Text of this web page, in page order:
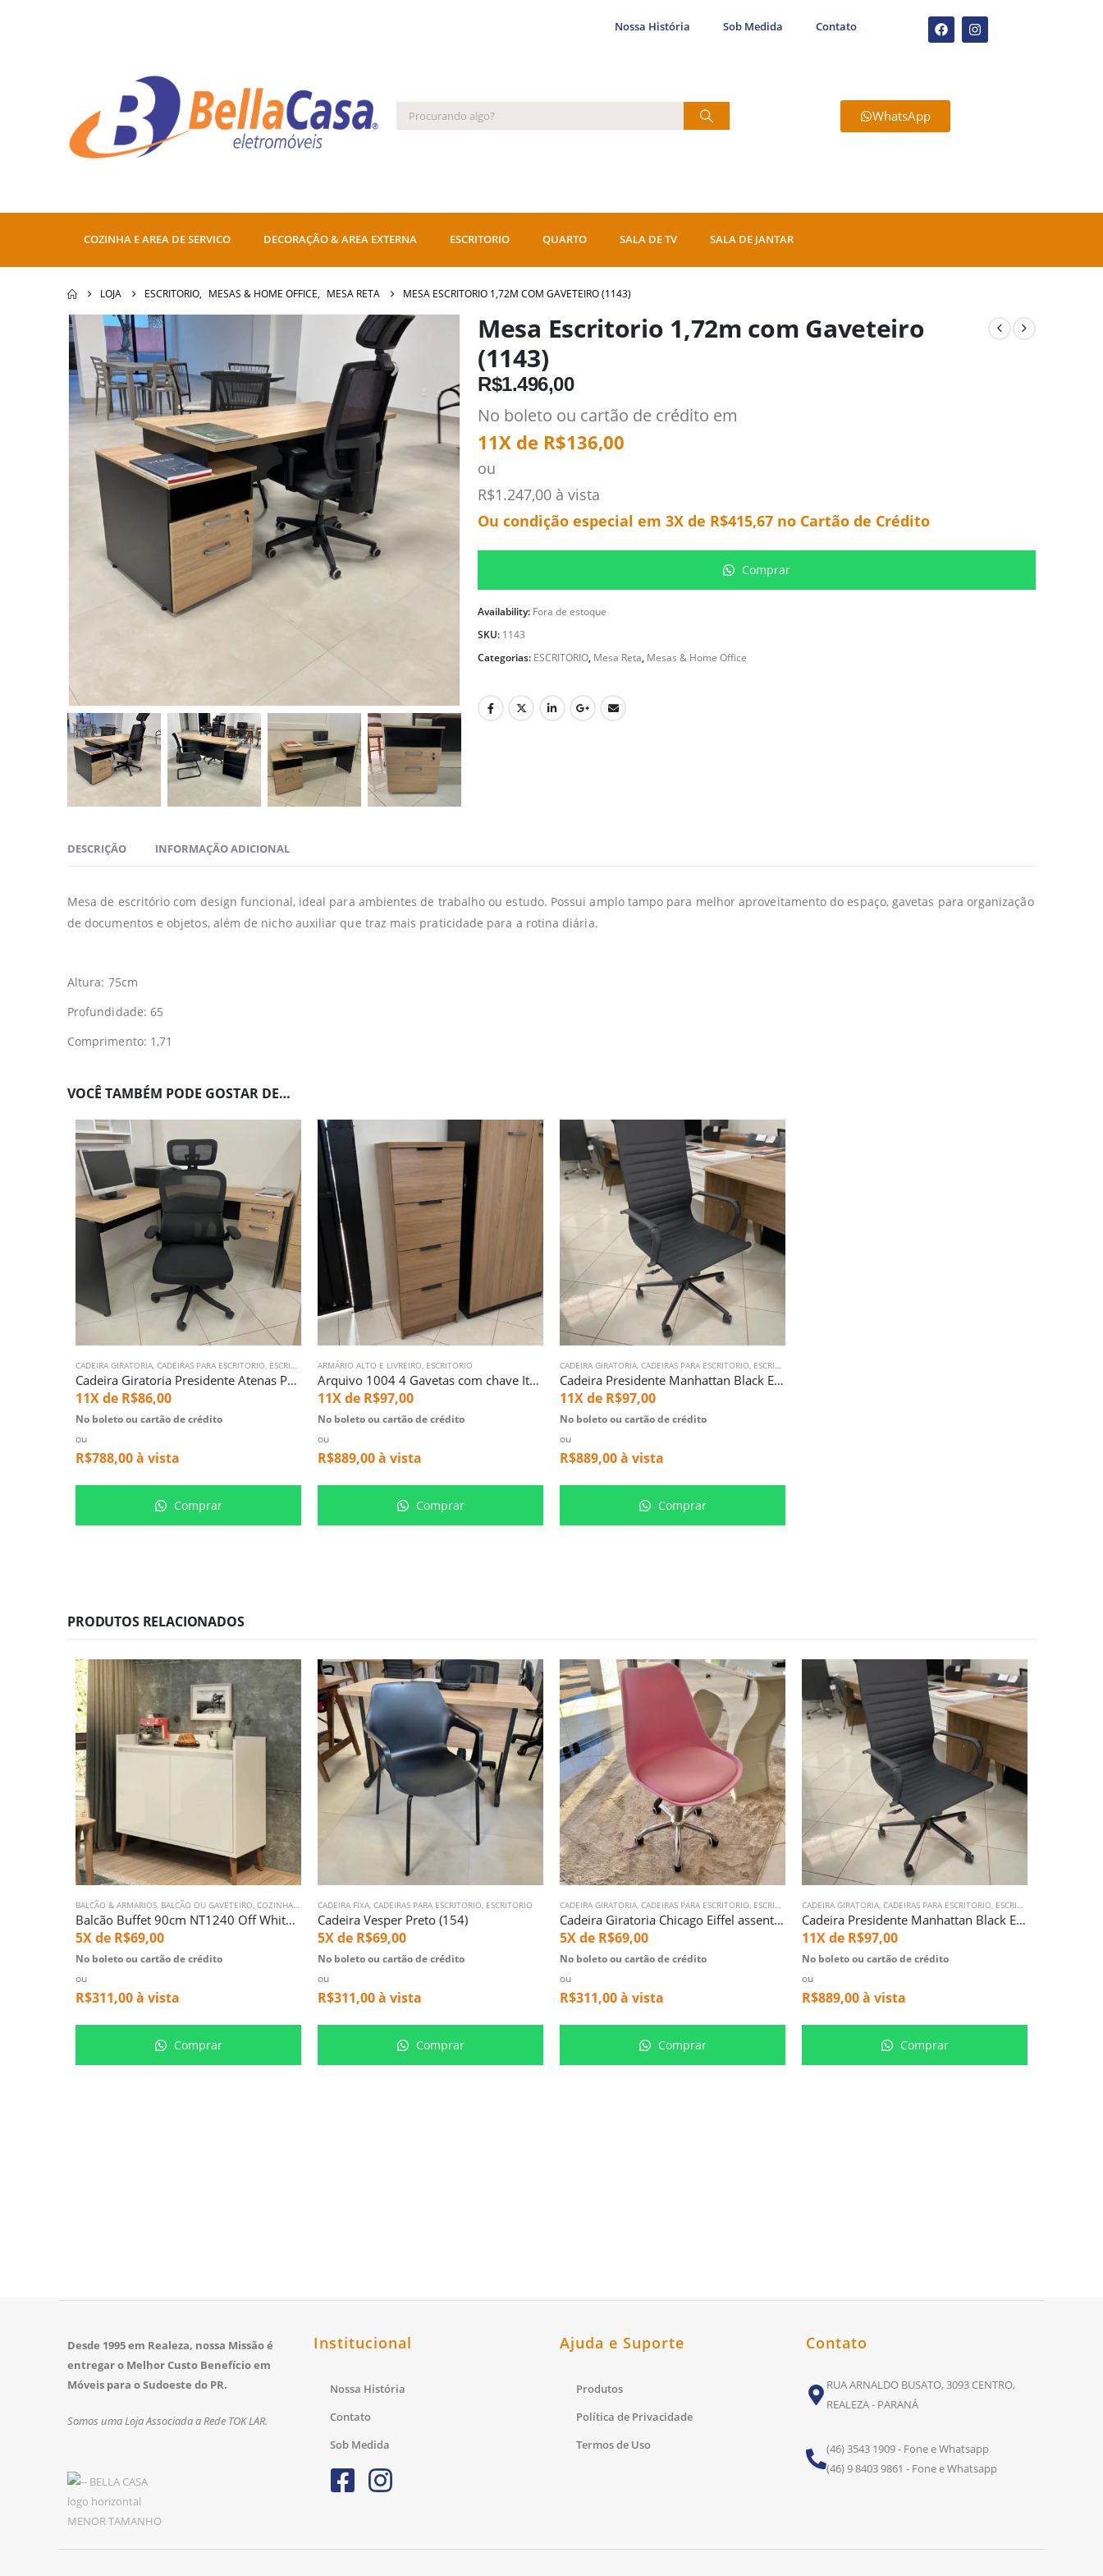
Nossa História Sob Medida Contato
WhatsApp
COZINHA E AREA DE SERVICO DECORAÇÃO & AREA EXTERNA ESCRITORIO QUARTO SALA DE TV SALA DE JANTAR
LOJA ESCRITORIO, MESAS & HOME OFFICE, MESA RETA MESA ESCRITORIO 1,72M COM GAVETEIRO (1143)
Mesa Escritorio 1,72m com Gaveteiro
(1143)
R$1.496,00
No boleto ou cartão de crédito em
11X de R$136,00
ou
R$1.247,00 à vista
Ou condição especial em 3X de R$415,67 no Cartão de Crédito
Comprar
Availability: Fora de estoque
SKU: 1143
Categorias: ESCRITORIO, Mesa Reta, Mesas & Home Office
DESCRIÇÃO INFORMAÇÃO ADICIONAL
Mesa de escritório com design funcional, ideal para ambientes de trabalho ou estudo. Possui amplo tampo para melhor aproveitamento do espaço, gavetas para organização
de documentos e objetos, além de nicho auxiliar que traz mais praticidade para a rotina diária.
Altura: 75cm
Profundidade: 65
Comprimento: 1,71
VOCÊ TAMBÉM PODE GOSTAR DE…
CADEIRA GIRATORIA CADEIRAS PARA ESCRITORIO ESCRITORIO
Cadeira Giratoria Presidente Atenas Preto (2080)
11X de R$86,00
No boleto ou cartão de crédito
ou
R$788,00à vista
Comprar
ARMÁRIO ALTO E LIVREIRO ESCRITORIO
Arquivo 1004 4 Gavetas com chave Itaua (835)
11X de R$97,00
No boleto ou cartão de crédito
ou
R$889,00à vista
Comprar
CADEIRA GIRATORIA CADEIRAS PARA ESCRITORIO ESCRITORIO
Cadeira Presidente Manhattan Black Eames Esteira (4482)
11X de R$97,00
No boleto ou cartão de crédito
ou
R$889,00à vista
Comprar
PRODUTOS RELACIONADOS
BALCÃO & ARMARIOS BALCÃO OU GAVETEIRO COZINHA E AREA DE SERVICO ,ESCRITORIO
Balcão Buffet 90cm NT1240 Off White (6079)
5X de R$69,00
No boleto ou cartão de crédito
ou
R$311,00à vista
Comprar
CADEIRA FIXA CADEIRAS PARA ESCRITORIO ESCRITORIO
Cadeira Vesper Preto (154)
5X de R$69,00
No boleto ou cartão de crédito
ou
R$311,00à vista
Comprar
CADEIRA GIRATORIA CADEIRAS PARA ESCRITORIO ESCRITORIO
Cadeira Giratoria Chicago Eiffel assento estofado Rosa (1672)
5X de R$69,00
No boleto ou cartão de crédito
ou
R$311,00à vista
Comprar
CADEIRA GIRATORIA CADEIRAS PARA ESCRITORIO ESCRITORIO
Cadeira Presidente Manhattan Black Eames Esteira (4482)
11X de R$97,00
No boleto ou cartão de crédito
ou
R$889,00à vista
Comprar
Desde 1995 em Realeza, nossa Missão é
entregar o Melhor Custo Benefício em
Móveis para o Sudoeste do PR.
Somos uma Loja Associada a Rede TOK LAR.
Institucional
Nossa História
Contato
Sob Medida
Ajuda e Suporte
Produtos
Política de Privacidade
Termos de Uso
Contato
RUA ARNALDO BUSATO, 3093 CENTRO,
REALEZA - PARANÁ
(46) 3543 1909 - Fone e Whatsapp
(46) 9 8403 9861 - Fone e Whatsapp